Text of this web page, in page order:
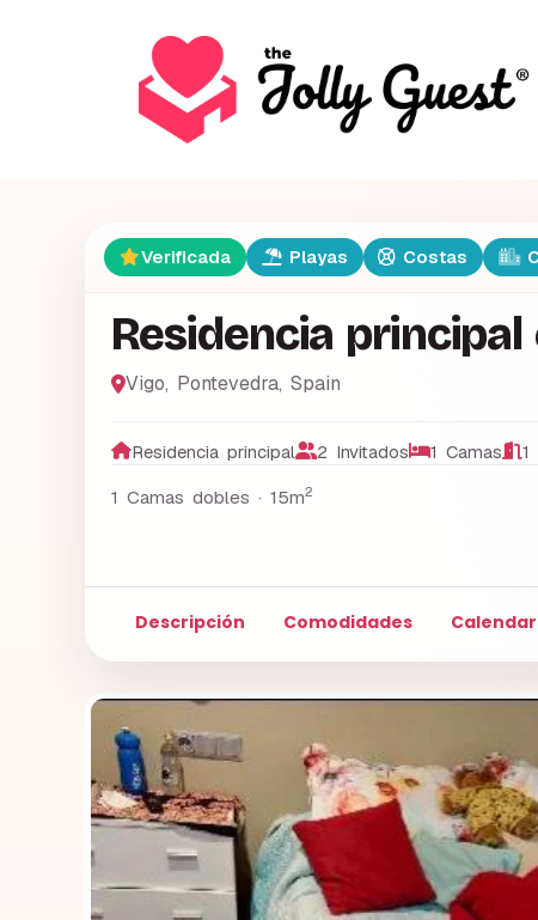
Verificada Playas Costas
Residencia principal
Vigo, Pontevedra, Spain
Residencia principal 2 Invitados 1 Camas 1
1 Camas dobles · 15m2
Descripción Comodidades